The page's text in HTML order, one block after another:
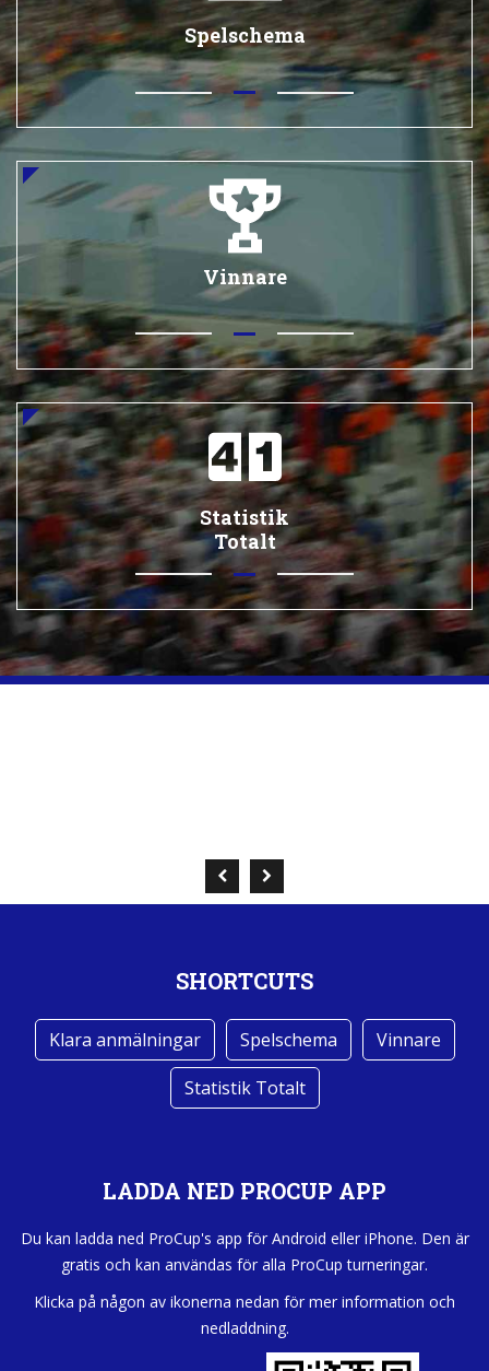
Spelschema
Vinnare
Statistik
Totalt
SHORTCUTS
Klara anmälningar Spelschema
Vinnare
Statistik Totalt
LADDA NED PROCUP APP
Du kan ladda ned ProCup's app för Android eller iPhone. Den är
gratis och kan användas för alla ProCup turneringar.
Klicka på någon av ikonerna nedan för mer information och
nedladdning.